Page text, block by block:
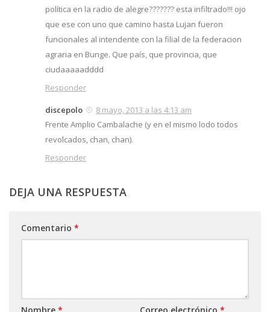
política en la radio de alegre??????? esta infiltrado!!! ojo
que ese con uno que camino hasta Lujan fueron
funcionales al intendente con la filial de la federacion
agraria en Bunge. Que país, que provincia, que
ciudaaaaadddd
Responder
discepolo
8 mayo, 2013 a las 4:13 am
Frente Amplio Cambalache (y en el mismo lodo todos
revolcados, chan, chan).
Responder
DEJA UNA RESPUESTA
Comentario *
Nombre * Correo electrónico *